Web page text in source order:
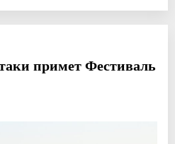
примет Фестиваль